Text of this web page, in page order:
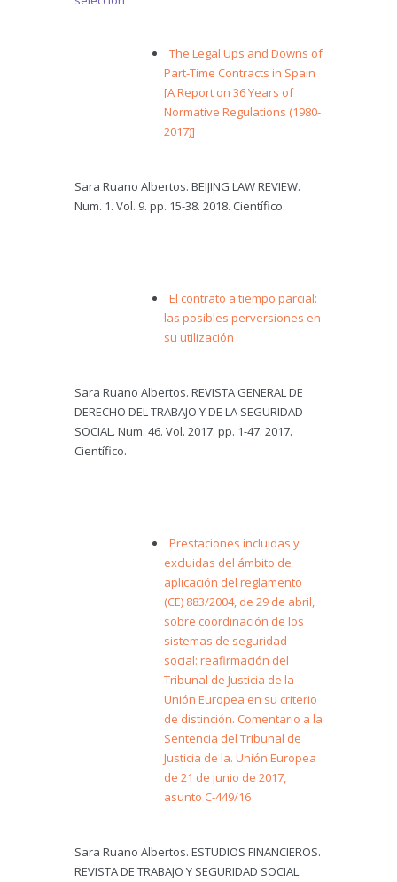
The Legal Ups and Downs of
Part-Time Contracts in Spain
[A Report on 36 Years of
Normative Regulations (1980-
2017)]
Sara Ruano Albertos. BEIJING LAW REVIEW.
Num. 1. Vol. 9. pp. 15-38. 2018. Científico.
El contrato a tiempo parcial:
las posibles perversiones en
su utilización
Sara Ruano Albertos. REVISTA GENERAL DE
DERECHO DEL TRABAJO Y DE LA SEGURIDAD
SOCIAL. Num. 46. Vol. 2017. pp. 1-47. 2017.
Científico.
Prestaciones incluidas y
excluidas del ámbito de
aplicación del reglamento
(CE) 883/2004, de 29 de abril,
sobre coordinación de los
sistemas de seguridad
social: reafirmación del
Tribunal de Justicia de la
Unión Europea en su criterio
de distinción. Comentario a la
Sentencia del Tribunal de
Justicia de la. Unión Europea
de 21 de junio de 2017,
asunto C-449/16
Sara Ruano Albertos. ESTUDIOS FINANCIEROS.
REVISTA DE TRABAJO Y SEGURIDAD SOCIAL.